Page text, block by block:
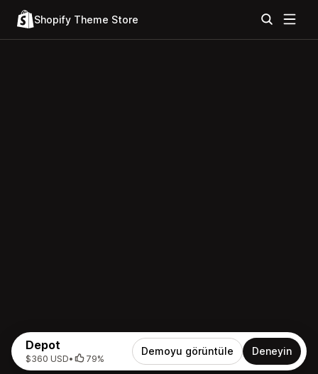
Shopify Theme Store
Depot
$360 USD• 79%
Demoyu görüntüle Deneyin